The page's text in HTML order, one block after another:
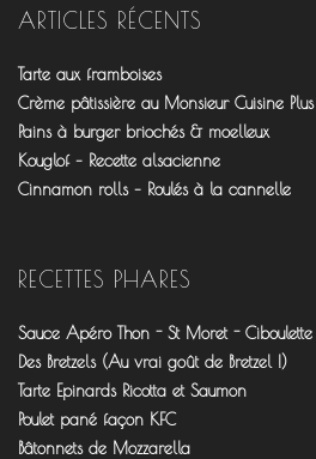
fourchettesflo
sur
@fourchettesflo
sur
fleurjeanne
sur
ARTICLES RÉCENTS
Tarte aux framboises
Crème pâtissière au Monsieur Cuisine Plus
Pains à burger briochés & moelleux
Kouglof – Recette alsacienne
Cinnamon rolls – Roulés à la cannelle
RECETTES PHARES
Sauce Apéro Thon - St Moret - Ciboulette
Des Bretzels (Au vrai goût de Bretzel !)
Tarte Epinards Ricotta et Saumon
Poulet pané façon KFC
Bâtonnets de Mozzarella